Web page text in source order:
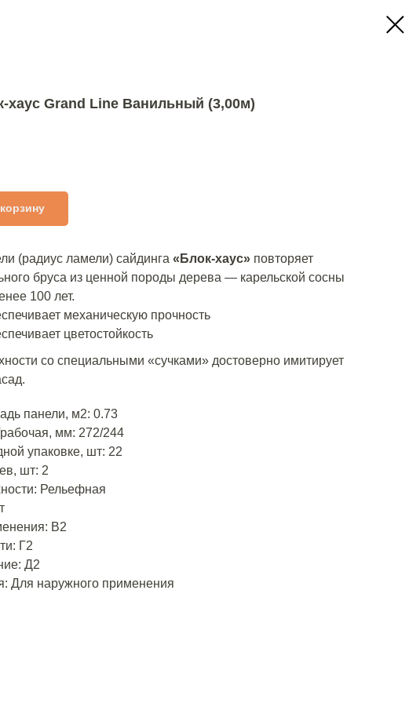
хаус Grand Line Ванильный (3,00м)
(радиус ламели) сайдинга «Блок-хаус» повторяет
бруса из ценной породы дерева — карельской сосны
100 лет.
механическую прочность
цветостойкость
со специальными «сучками» достоверно имитирует
панели, м2: 0.73
мм: 272/244
упаковке, шт: 22
шт: 2
Рельефная
В2
Г2
Д2
Для наружного применения